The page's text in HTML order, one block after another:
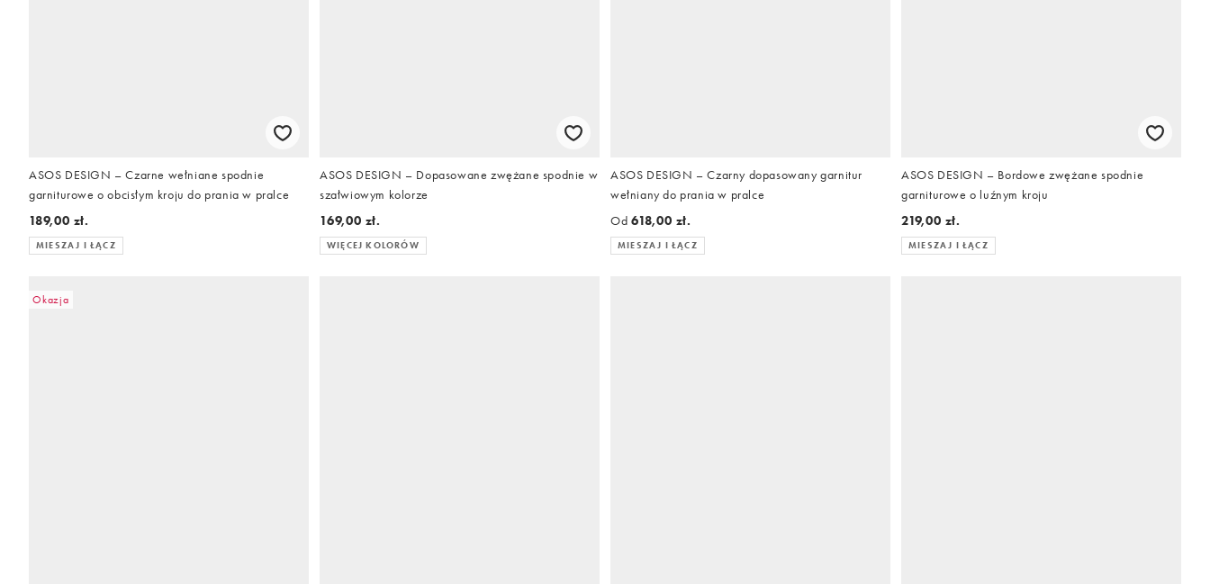
ASOS DESIGN – Czarne wełniane spodnie
garniturowe o obcisłym kroju do prania w pralce
189,00 zł.
MIESZAJ I ŁĄCZ
ASOS DESIGN – Dopasowane zwężane spodnie w
szałwiowym kolorze
169,00 zł.
WIĘCEJ KOLORÓW
ASOS DESIGN – Czarny dopasowany garnitur
wełniany do prania w pralce
Od 618,00 zł.
MIESZAJ I ŁĄCZ
ASOS DESIGN – Bordowe zwężane spodnie
garniturowe o luźnym kroju
219,00 zł.
MIESZAJ I ŁĄCZ
Okazja